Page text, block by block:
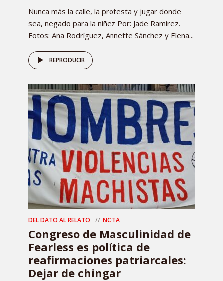
Nunca más la calle, la protesta y jugar donde
sea, negado para la niñez Por: Jade Ramírez.
Fotos: Ana Rodríguez, Annette Sánchez y Elena...
REPRODUCIR
DEL DATO AL RELATO NOTA
Congreso de Masculinidad de
Fearless es política de
reafirmaciones patriarcales:
Dejar de chingar